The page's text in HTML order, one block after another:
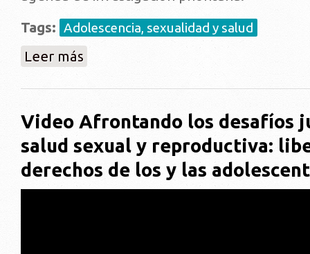
Tags: Adolescencia, sexualidad y salud
Leer más
Video Afrontando los desafíos
salud sexual y reproductiva:
derechos de los y las